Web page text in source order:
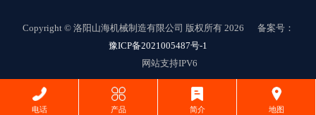
Copyright © 洛阳山海机械制造有限公司 版权所有 2026 备案号：
豫ICP备2021005487号-1
网站支持IPV6